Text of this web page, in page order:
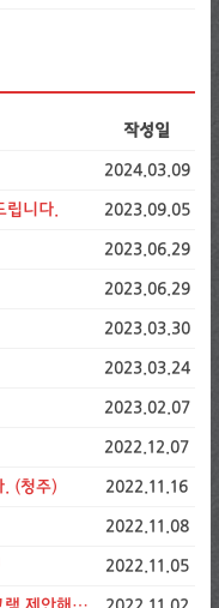
작성일
2024.03.09
립니다. 2023.09.05
2023.06.29
2023.06.29
2023.03.30
2023.03.24
2023.02.07
2022.12.07
. (청주) 2022.11.16
2022.11.08
2022.11.05